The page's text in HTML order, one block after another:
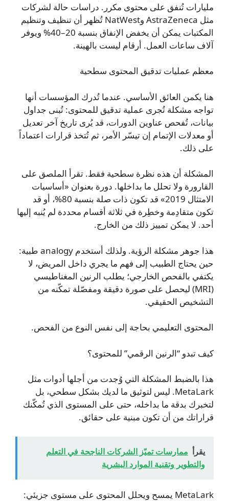
مليارات تُنفق على محتوى مكرر. دراسات حالة لشركات
مثل AstraZeneca وNatWest تُظهر أن تنظيف وتنظيم
المكتبات يمكن أن يخفض الإنفاق بنسبة 20–40% ويوفر
آلاف ساعات العمل. أرقام ليست بالهينة.
معظم عمليات تدقيق المحتوى سطحية
هنا يكمن العائق الأساسي. عندما تُدرك المؤسسات أنها
تواجه مشكلة تُجرى عملية تدقيق للمحتوى: تُبنى جداول
بيانات، تُفحص عناوين الدورات، قد يُرى تاريخ آخر تعديل
أو معدلات الإتمام إن تيسّر الأمر، ثم تُتخذ قرارات اعتماداً
على ذلك.
المشكلة أن هذه نظرة سطحية فقط. تقرأ الملصق على
القارورة ولا تحلل ما بداخلها. دورة بعنوان «أساسيات
الامتثال 2019» قد تكون ذات صلة بنسبة 80%، أو قد
تكون متقادِمة وخطِرة في ثلاثة أقسام محددة لم يُنبه إليها
أحد. لا يمكن تمييز ذلك من الخارج.
هذا جوهر مشكلة الرؤية. ولذلك أستخدم analogy طبية:
حين يحتاج الطبيب إلى فهم ما يجري داخل المريض، لا
يكتفي بالفحص الخارجي؛ يطلب الرنين المغناطيسي
(MRI) ليحصل على صورة دقيقة ومفصّلة تمكّنه من
التشخيص الحقيقي.
المحتوى التعليمي بحاجة إلى نفس النوع من الفحص.
كيف تبدو “الرنين الرقمي” للمحتوى؟
هذا بالضبط المشكلة التي وُجدت من أجلها أدوات مثل
MetaLark. ليس لتوثيق ما لديك بشكل سطحي، بل
لتخبرك بدقة ما بداخله، حتى على المستوى الذي تُمكّنك
قراراتك من أن تكون مبنية على حقائق.
يقرأ ممارسات تميّز الشركات الناجحة في التعلم
والتطوير وتقنية الموارد البشرية
MetaLark يمسح ويحلل المحتوى على مستوى جزيئي: